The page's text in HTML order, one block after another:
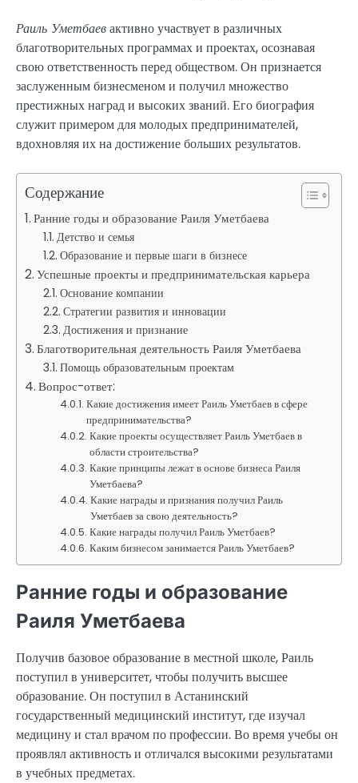
Раиль Уметбаевактивно участвует в различных
благотворительных программах и проектах, осознавая
свою ответственность перед обществом. Он признается
заслуженным бизнесменом и получил множество
престижных наград и высоких званий. Его биография
служит примером для молодых предпринимателей,
вдохновляя их на достижение больших результатов.
Содержание
Ранние годы и образование Раиля Уметбаева
Детство и семья
Образование и первые шаги в бизнесе
Успешные проекты и предпринимательская карьера
Основание компании
Стратегии развития и инновации
Достижения и признание
Благотворительная деятельность Раиля Уметбаева
Помощь образовательным проектам
Вопрос-ответ:
Какие достижения имеет Раиль Уметбаев в сфере
предпринимательства?
Какие проекты осуществляет Раиль Уметбаев в
области строительства?
Какие принципы лежат в основе бизнеса Раиля
Уметбаева?
Какие награды и признания получил Раиль
Уметбаев за свою деятельность?
Какие награды получил Раиль Уметбаев?
Каким бизнесом занимается Раиль Уметбаев?
Ранние годы и образование
Раиля Уметбаева
Получив базовое образование в местной школе, Раиль
поступил в университет, чтобы получить высшее
образование. Он поступил в Астанинский
государственный медицинский институт, где изучал
медицину и стал врачом по профессии. Во время учебы он
проявлял активность и отличался высокими результатами
в учебных предметах.